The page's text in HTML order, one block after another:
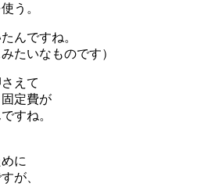
う。
んですね。
たいなものです）
えて
定費が
すね。
に
が、